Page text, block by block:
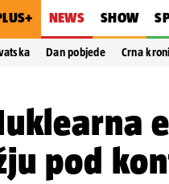
NEWS SHOW
Dan pobjede Crna
pod